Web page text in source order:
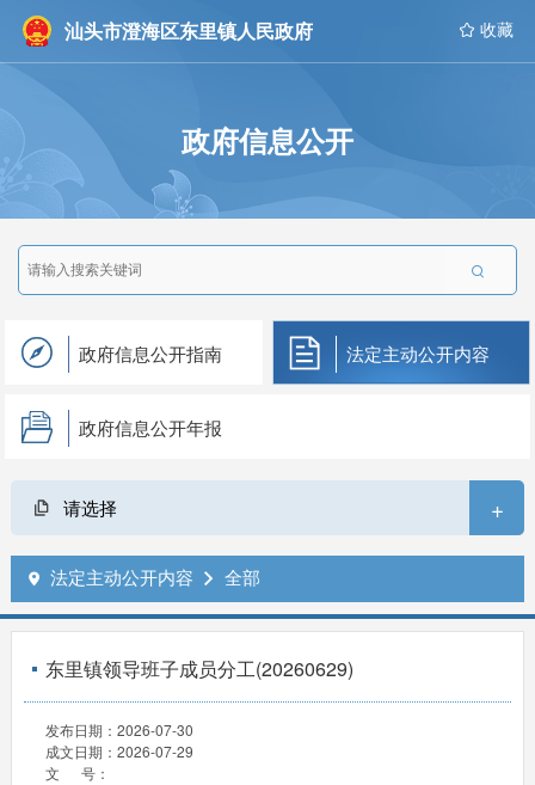
汕头市澄海区东里镇人民政府  收藏
政府信息公开

政府信息公开指南 法定主动公开内容
政府信息公开年报
请选择 +
 法定主动公开内容  全部
东里镇领导班子成员分工(20260629)
发布日期： 2026-07-30
成文日期： 2026-07-29
文 号：